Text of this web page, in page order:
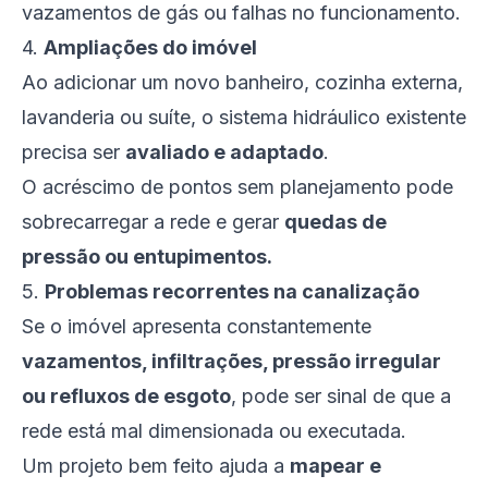
vazamentos de gás ou falhas no funcionamento.
4. Ampliações do imóvel
Ao adicionar um novo banheiro, cozinha externa,
lavanderia ou suíte, o sistema hidráulico existente
precisa ser avaliado e adaptado.
O acréscimo de pontos sem planejamento pode
sobrecarregar a rede e gerar quedas de
pressão ou entupimentos.
5. Problemas recorrentes na canalização
Se o imóvel apresenta constantemente
vazamentos, infiltrações, pressão irregular
ou refluxos de esgoto, pode ser sinal de que a
rede está mal dimensionada ou executada.
Um projeto bem feito ajuda a mapear e